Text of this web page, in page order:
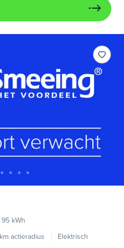
kWh
actieradius
Elektrisch